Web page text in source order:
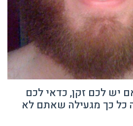
יש לכם זקן, כדאי לכם
כל כך מגעילה שאתם לא